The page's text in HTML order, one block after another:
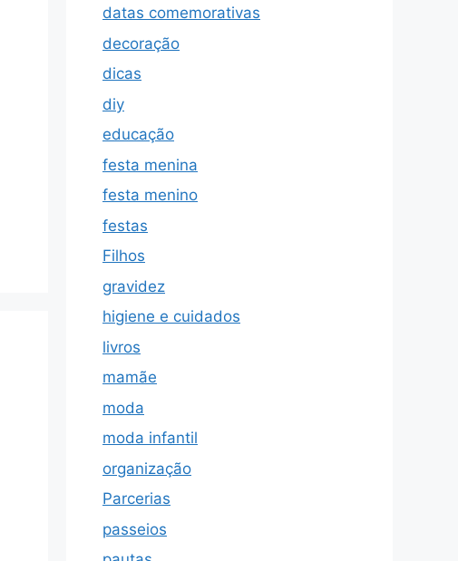
datas comemorativas
decoração
dicas
diy
educação
festa menina
festa menino
festas
Filhos
gravidez
higiene e cuidados
livros
mamãe
moda
moda infantil
organização
Parcerias
passeios